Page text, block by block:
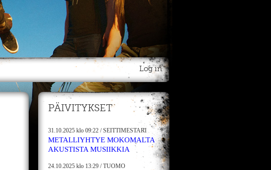
Log in
PÄIVITYKSET
31.10.2025 klo 09:22 /SEITTIMESTARI
METALLIYHTYE MOKOMALTA
AKUSTISTA MUSIIKKIA
24.10.2025 klo 13:29 /TUOMO